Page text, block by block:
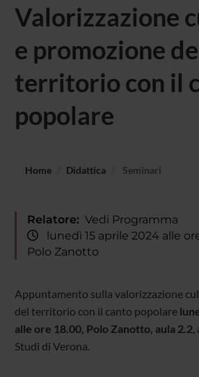
Valorizzazione
e promozione
territorio con il
popolare
Home Didattica Seminari
Relatore: Vedi Programma
lunedì 15 aprile 2024 alle ore
Polo Zanotto
Appuntamento sulla valorizzazione
del territorio con il canto popolare
alle ore 18.00, Polo Zanotto, aula 2.2,
Studi di Verona.